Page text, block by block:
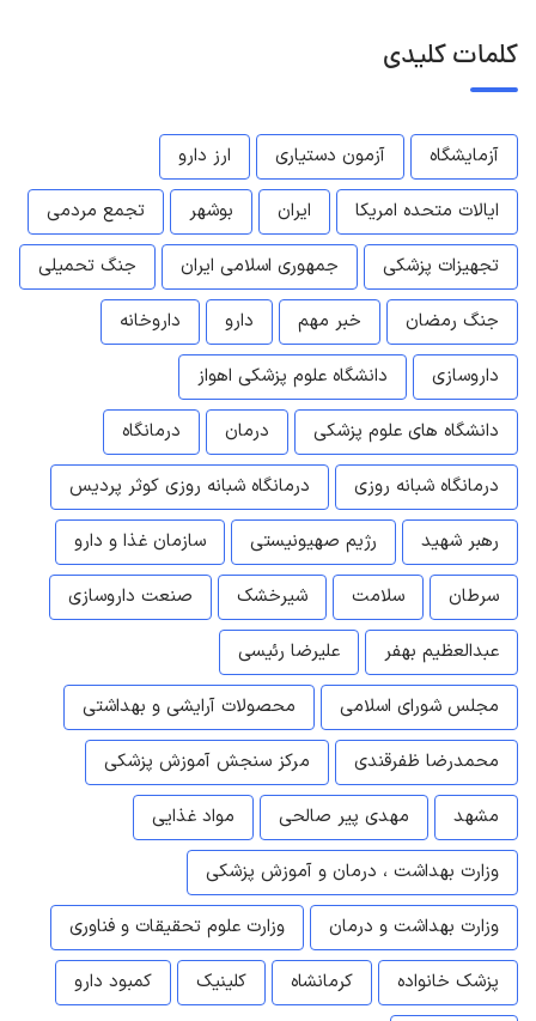
کلمات کلیدی
آزمایشگاه آزمون دستیاری
ارز دارو
ایالات متحده امریکا
ایران بوشهر
تجمع مردمی
تجهیزات پزشکی
جمهوری اسلامی ایران
جنگ تحمیلی
جنگ رمضان
خبر مهم دارو
داروخانه
داروسازی
دانشگاه علوم پزشکی اهواز
دانشگاه های علوم پزشکی
درمان
درمانگاه
درمانگاه شبانه روزی
درمانگاه شبانه روزی کوثر پردیس
رهبر شهید
رژیم صهیونیستی
سازمان غذا و دارو
سرطان
سلامت شیرخشک
صنعت داروسازی
عبدالعظیم بهفر
علیرضا رئیسی
مجلس شورای اسلامی
محصولات آرایشی و بهداشتی
محمدرضا ظفرقندی
مرکز سنجش آموزش پزشکی
مشهد
مهدی پیر صالحی
مواد غذایی
وزارت بهداشت ، درمان و آموزش پزشکی
وزارت بهداشت و درمان
وزارت علوم تحقیقات و فناوری
پزشک خانواده
کرمانشاه کلینیک
کمبود دارو